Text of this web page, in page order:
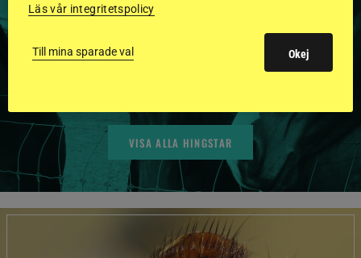
GODKÄNDA HINGSTAR I
FLERA KATEGORIER MED
BILDER OCH FAKTA
VISA ALLA HINGSTAR
Läs vår integritetspolicy
Till mina sparade val Okej